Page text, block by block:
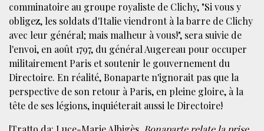
comminatoire au groupe royaliste de Clichy, "Si vous y
obligez, les soldats d'Italie viendront à la barre de Clichy
avec leur général; mais malheur à vous!", sera suivie de
l'envoi, en août 1797, du général Augereau pour occuper
militairement Paris et soutenir le gouvernement du
Directoire. En réalité, Bonaparte n'ignorait pas que la
perspective de son retour à Paris, en pleine gloire, à la
tête de ses légions, inquiéterait aussi le Directoire!